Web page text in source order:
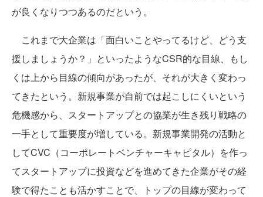
が良くなりつつあるのだという。
これまで大企業は「面白いことやってるけど、どう支
援しましょうか？」といったようなCSR的な目線、もし
くは上から目線の傾向があったが、それが大きく変わっ
てきたという。新規事業が自前では起こしにくいという
危機感から、スタートアップとの協業が生き残り戦略の
一手として重要度が増している。新規事業開発の活動と
してCVC（コーポレートベンチャーキャピタル）を作っ
てスタートアップに投資などを進めてきた企業がその経
験で得たことも活かすことで、トップの目線が変わって